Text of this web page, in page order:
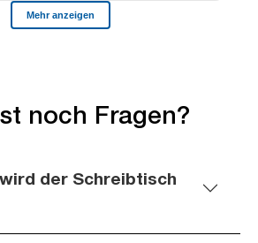
noch Fragen?
der Schreibtisch